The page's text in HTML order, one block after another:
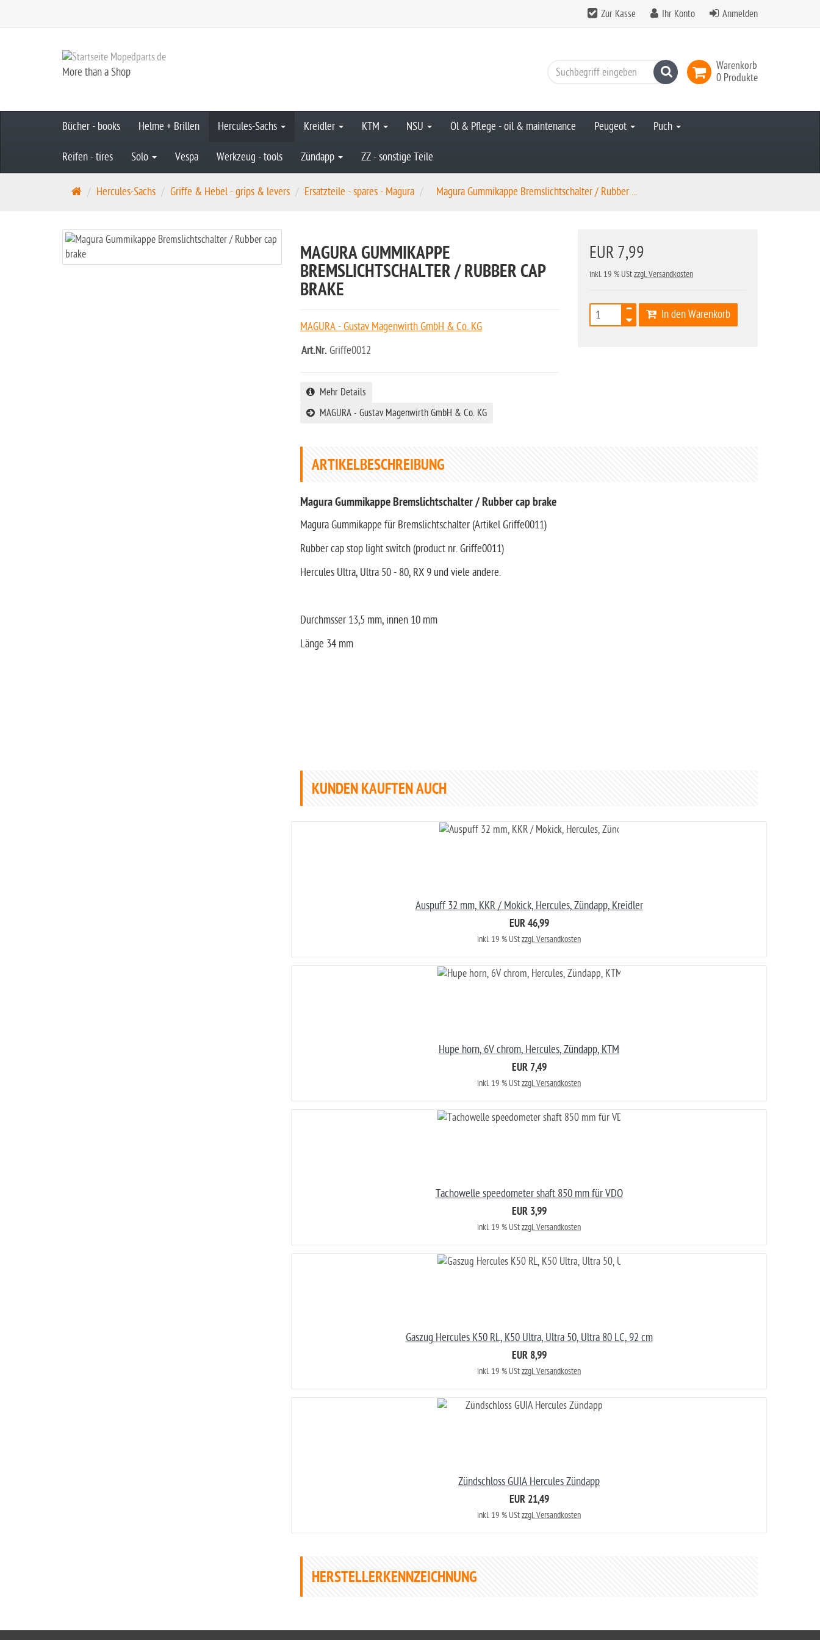
Zur Kasse Ihr Konto Anmelden
More than a Shop
Warenkorb
0 Produkte
Suchen
Bücher - books Helme + Brillen Hercules-Sachs Kreidler KTM NSU Öl & Pflege - oil & maintenance Peugeot Puch
Reifen - tires Solo Vespa Werkzeug - tools Zündapp ZZ - sonstige Teile
S
r
t
Hercules-Sachs Griffe & Hebel - grips & levers Ersatzteile - spares - Magura Magura Gummikappe Bremslichtschalter / Rubber ...
EUR 7,99
inkl. 19 % UStzzgl. Versandkosten
In den Warenkorb
MAGURA GUMMIKAPPE
BREMSLICHTSCHALTER / RUBBER CAP
BRAKE
MAGURA - Gustav Magenwirth GmbH & Co. KG
Art.Nr.Griffe0012
Mehr Details
MAGURA - Gustav Magenwirth GmbH & Co. KG
ARTIKELBESCHREIBUNG
Magura Gummikappe Bremslichtschalter / Rubber cap brake
Magura Gummikappe für Bremslichtschalter (Artikel Griffe0011)
Rubber cap stop light switch (product nr. Griffe0011)
Hercules Ultra, Ultra 50 - 80, RX 9 und viele andere.
Durchmsser 13,5 mm, innen 10 mm
Länge 34 mm
KUNDEN KAUFTEN AUCH
Auspuff 32 mm, KKR / Mokick, Hercules, Zündapp, Kreidler
EUR 46,99
inkl. 19 % UStzzgl. Versandkosten
Hupe horn, 6V chrom, Hercules, Zündapp, KTM
EUR 7,49
inkl. 19 % UStzzgl. Versandkosten
Tachowelle speedometer shaft 850 mm für VDO
EUR 3,99
inkl. 19 % UStzzgl. Versandkosten
Gaszug Hercules K50 RL, K50 Ultra, Ultra 50, Ultra 80 LC, 92 cm
EUR 8,99
inkl. 19 % UStzzgl. Versandkosten
Zündschloss GUIA Hercules Zündapp
EUR 21,49
inkl. 19 % UStzzgl. Versandkosten
HERSTELLERKENNZEICHNUNG